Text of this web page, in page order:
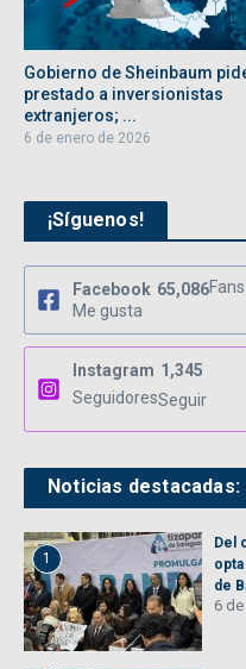
Gobierno de Sheinbaum
prestado a inversionistas
extranjeros; ...
6 de enero de 2026
¡Síguenos!
Facebook 65,086Fans
Me gusta
Instagram 1,345
SeguidoresSeguir
Noticias destacadas:
1
Del
de
6